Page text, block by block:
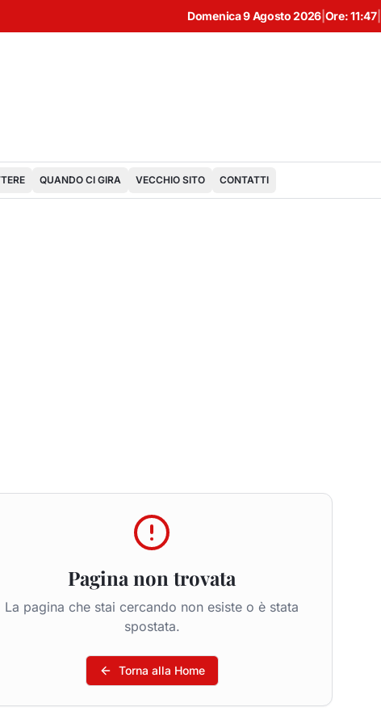
Domenica 9 Agosto 2026 Ore:11:47|
QUANDO CI GIRA VECCHIO SITO CONTATTI
Pagina non trovata
La pagina che stai cercando non esiste o è stata
spostata.
Torna alla Home